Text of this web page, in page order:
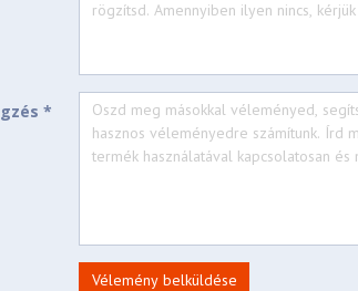
*
Vélemény belküldése